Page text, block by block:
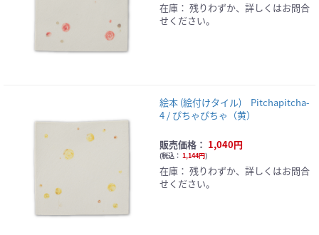
在庫： 残りわずか、詳しくはお問合
せください。
絵本 (絵付けタイル) Pitchapitcha-
4 / ぴちゃぴちゃ（黄）
販売価格： 1,040円
(税込： 1,144円)
在庫： 残りわずか、詳しくはお問合
せください。